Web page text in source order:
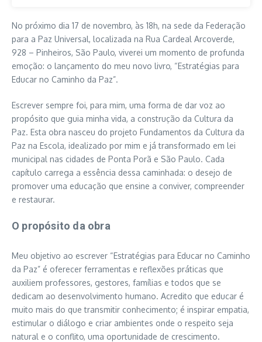
No próximo dia 17 de novembro, às 18h, na sede da Federação
para a Paz Universal, localizada na Rua Cardeal Arcoverde,
928 – Pinheiros, São Paulo, viverei um momento de profunda
emoção: o lançamento do meu novo livro, “Estratégias para
Educar no Caminho da Paz”.
Escrever sempre foi, para mim, uma forma de dar voz ao
propósito que guia minha vida, a construção da Cultura da
Paz. Esta obra nasceu do projeto Fundamentos da Cultura da
Paz na Escola, idealizado por mim e já transformado em lei
municipal nas cidades de Ponta Porã e São Paulo. Cada
capítulo carrega a essência dessa caminhada: o desejo de
promover uma educação que ensine a conviver, compreender
e restaurar.
O propósito da obra
Meu objetivo ao escrever “Estratégias para Educar no Caminho
da Paz” é oferecer ferramentas e reflexões práticas que
auxiliem professores, gestores, famílias e todos que se
dedicam ao desenvolvimento humano. Acredito que educar é
muito mais do que transmitir conhecimento; é inspirar empatia,
estimular o diálogo e criar ambientes onde o respeito seja
natural e o conflito, uma oportunidade de crescimento.